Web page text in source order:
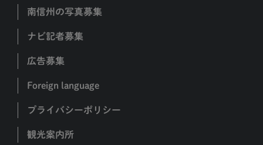
南信州の写真募集
ナビ記者募集
広告募集
Foreign language
プライバシーポリシー
観光案内所